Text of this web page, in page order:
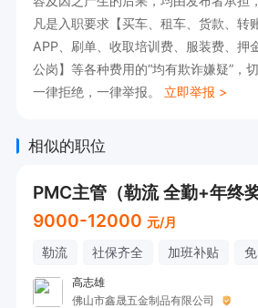
凡是入职要求【买车、租车、货款、转
APP、刷单、收取培训费、服装费、押
公岗】等各种费用的“均有欺诈嫌疑”，
一律拒绝，一律举报。 立即举报 >
相似的职位
PMC主管（勒流 全勤+年终
9000-12000 元/月
勒流 社保齐全 加班补贴
高志雄
佛山市鑫晟五金制品有限公司